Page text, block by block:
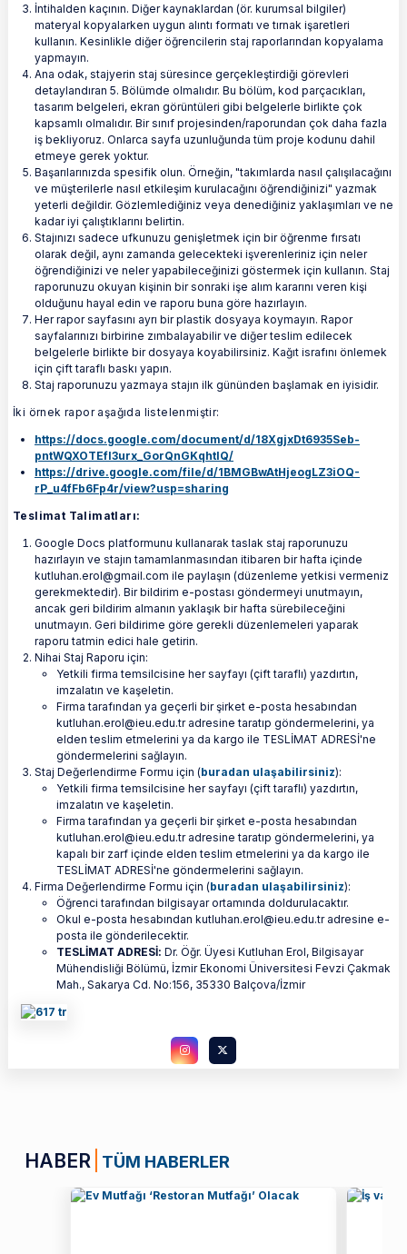
İntihalden kaçının. Diğer kaynaklardan (ör. kurumsal bilgiler)
materyal kopyalarken uygun alıntı formatı ve tırnak işaretleri
kullanın. Kesinlikle diğer öğrencilerin staj raporlarından kopyalama
yapmayın.
Ana odak, stajyerin staj süresince gerçekleştirdiği görevleri
detaylandıran 5. Bölümde olmalıdır. Bu bölüm, kod parçacıkları,
tasarım belgeleri, ekran görüntüleri gibi belgelerle birlikte çok
kapsamlı olmalıdır. Bir sınıf projesinden/raporundan çok daha fazla
iş bekliyoruz. Onlarca sayfa uzunluğunda tüm proje kodunu dahil
etmeye gerek yoktur.
Başarılarınızda spesifik olun. Örneğin, "takımlarda nasıl çalışılacağını
ve müşterilerle nasıl etkileşim kurulacağını öğrendiğinizi" yazmak
yeterli değildir. Gözlemlediğiniz veya denediğiniz yaklaşımları ve ne
kadar iyi çalıştıklarını belirtin.
Stajınızı sadece ufkunuzu genişletmek için bir öğrenme fırsatı
olarak değil, aynı zamanda gelecekteki işverenleriniz için neler
öğrendiğinizi ve neler yapabileceğinizi göstermek için kullanın. Staj
raporunuzu okuyan kişinin bir sonraki işe alım kararını veren kişi
olduğunu hayal edin ve raporu buna göre hazırlayın.
Her rapor sayfasını ayrı bir plastik dosyaya koymayın. Rapor
sayfalarınızı birbirine zımbalayabilir ve diğer teslim edilecek
belgelerle birlikte bir dosyaya koyabilirsiniz. Kağıt israfını önlemek
için çift taraflı baskı yapın.
Staj raporunuzu yazmaya stajın ilk gününden başlamak en iyisidir.
İki örnek rapor aşağıda listelenmiştir:
https://docs.google.com/document/d/18XgjxDt6935Seb-
pntWQXOTEfI3urx_GorQnGKqhtlQ/
https://drive.google.com/file/d/1BMGBwAtHjeogLZ3iOQ-
rP_u4fFb6Fp4r/view?usp=sharing
Teslimat Talimatları:
Google Docs platformunu kullanarak taslak staj raporunuzu
hazırlayın ve stajın tamamlanmasından itibaren bir hafta içinde
kutluhan.erol@gmail.com ile paylaşın (düzenleme yetkisi vermeniz
gerekmektedir). Bir bildirim e-postası göndermeyi unutmayın,
ancak geri bildirim almanın yaklaşık bir hafta sürebileceğini
unutmayın. Geri bildirime göre gerekli düzenlemeleri yaparak
raporu tatmin edici hale getirin.
Nihai Staj Raporu için:
Yetkili firma temsilcisine her sayfayı (çift taraflı) yazdırtın,
imzalatın ve kaşeletin.
Firma tarafından ya geçerli bir şirket e-posta hesabından
kutluhan.erol@ieu.edu.tr adresine taratıp göndermelerini, ya
elden teslim etmelerini ya da kargo ile TESLİMAT ADRESİ'ne
göndermelerini sağlayın.
Staj Değerlendirme Formu için (buradan ulaşabilirsiniz):
Yetkili firma temsilcisine her sayfayı (çift taraflı) yazdırtın,
imzalatın ve kaşeletin.
Firma tarafından ya geçerli bir şirket e-posta hesabından
kutluhan.erol@ieu.edu.tr adresine taratıp göndermelerini, ya
kapalı bir zarf içinde elden teslim etmelerini ya da kargo ile
TESLİMAT ADRESİ'ne göndermelerini sağlayın.
Firma Değerlendirme Formu için (buradan ulaşabilirsiniz):
Öğrenci tarafından bilgisayar ortamında doldurulacaktır.
Okul e-posta hesabından kutluhan.erol@ieu.edu.tr adresine e-
posta ile gönderilecektir.
TESLİMAT ADRESİ: Dr. Öğr. Üyesi Kutluhan Erol, Bilgisayar
Mühendisliği Bölümü, İzmir Ekonomi Üniversitesi Fevzi Çakmak
Mah., Sakarya Cd. No:156, 35330 Balçova/İzmir
HABER TÜM HABERLER